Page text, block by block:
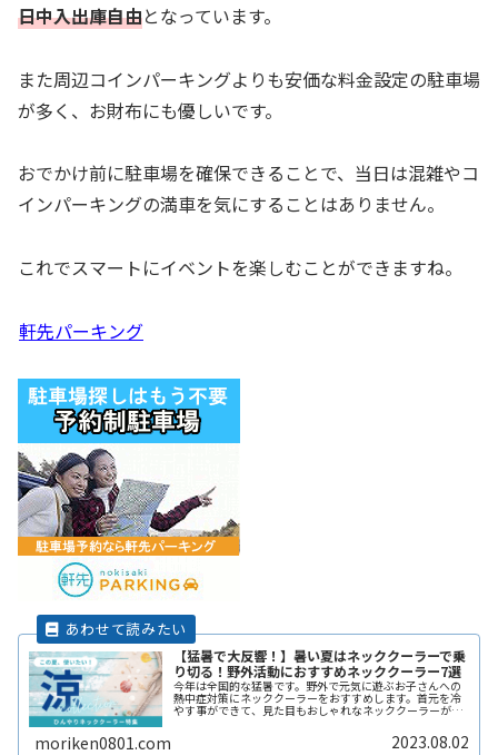
日中入出庫自由となっています。
また周辺コインパーキングよりも安価な料金設定の駐車場
が多く、お財布にも優しいです。
おでかけ前に駐車場を確保できることで、当日は混雑やコ
インパーキングの満車を気にすることはありません。
これでスマートにイベントを楽しむことができますね。
軒先パーキング
【猛暑で大反響！】暑い夏はネッククーラーで乗
り切る！野外活動におすすめネッククーラー7選
今年は全国的な猛暑です。野外で元気に遊ぶお子さんへの
熱中症対策にネッククーラーをおすすめします。首元を冷
やす事ができて、見た目もおしゃれなネッククーラーがそ
お子さんとの楽しい思い出作りをしReadMore...
moriken0801.com 2023.08.02